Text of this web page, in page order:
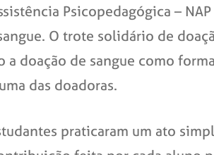
Psicopedagógica –
O trote solidário de
a doação de sangue como
das doadoras.
praticaram um ato